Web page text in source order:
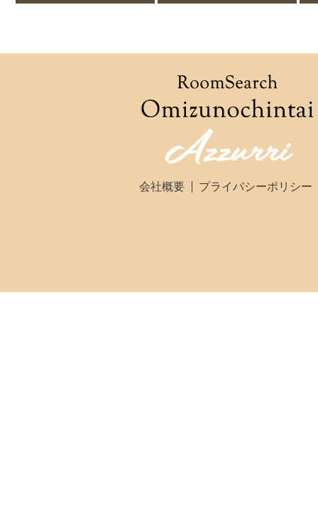
会社概要 プライバシーポリシー